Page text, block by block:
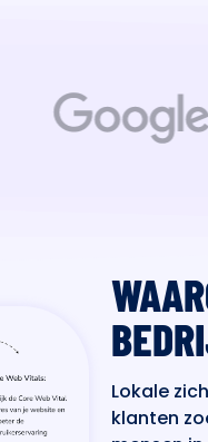
Lokale
klanten